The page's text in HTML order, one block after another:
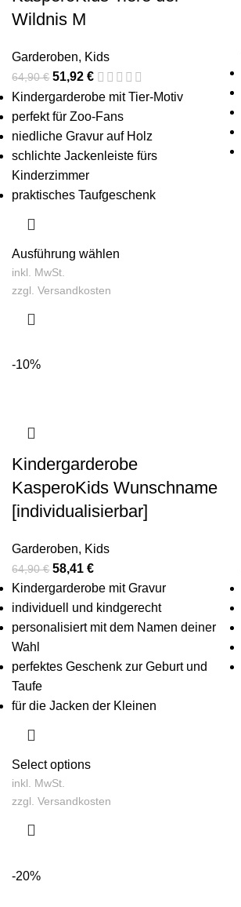
Wildnis M
Garderoben, Kids
64,90€ 51,92€
Kindergarderobe mit Tier-Motiv
perfekt für Zoo-Fans
niedliche Gravur auf Holz
schlichte Jackenleiste fürs
Kinderzimmer
praktisches Taufgeschenk
Ausführung wählen
inkl. MwSt.
zzgl.Versandkosten
-10%
Kindergarderobe
KasperoKids Wunschname
[individualisierbar]
Garderoben, Kids
64,90€ 58,41€
Kindergarderobe mit Gravur
individuell und kindgerecht
personalisiert mit dem Namen deiner
Wahl
perfektes Geschenk zur Geburt und
Taufe
für die Jacken der Kleinen
Select options
inkl. MwSt.
zzgl.Versandkosten
-20%